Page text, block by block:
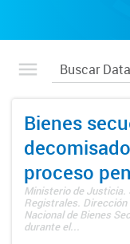
Bienes
proceso
Ministerio de Justicia.
Registrales.
Nacional de Bienes
durante el...